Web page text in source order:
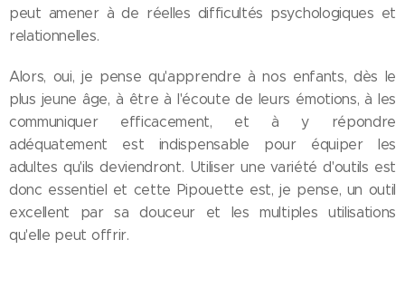
peut amener à de réelles difficultés psychologiques et
relationnelles.
Alors, oui, je pense qu'apprendre à nos enfants, dès le
plus jeune âge, à être à l'écoute de leurs émotions, à les
communiquer efficacement, et à y répondre
adéquatement est indispensable pour équiper les
adultes qu'ils deviendront. Utiliser une variété d'outils est
donc essentiel et cette Pipouette est, je pense, un outil
excellent par sa douceur et les multiples utilisations
qu'elle peut offrir.